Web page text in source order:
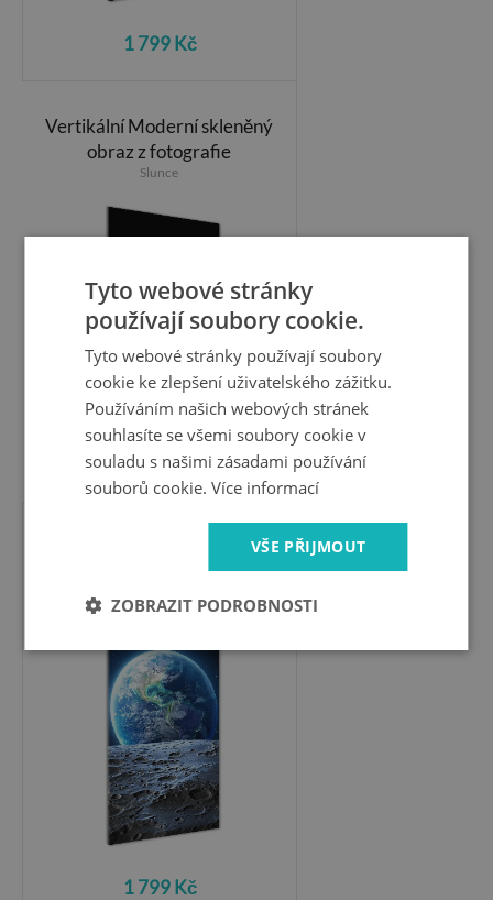
1 799 Kč
Vertikální Moderní skleněný
obraz z fotografie
Slunce
1 799 Kč
fotografie na skle
1 799 Kč
Tyto webové stránky
používají soubory cookie.
Tyto webové stránky používají soubory
cookie ke zlepšení uživatelského zážitku.
Používáním našich webových stránek
souhlasíte se všemi soubory cookie v
souladu s našimi zásadami používání
souborů cookie.Více informací
VŠE PŘIJMOUT
ZOBRAZIT PODROBNOSTI